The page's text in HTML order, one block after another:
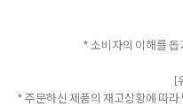
* 소비자의 이해를 돕
[
* 주문하신 제품의 재고상황에 따